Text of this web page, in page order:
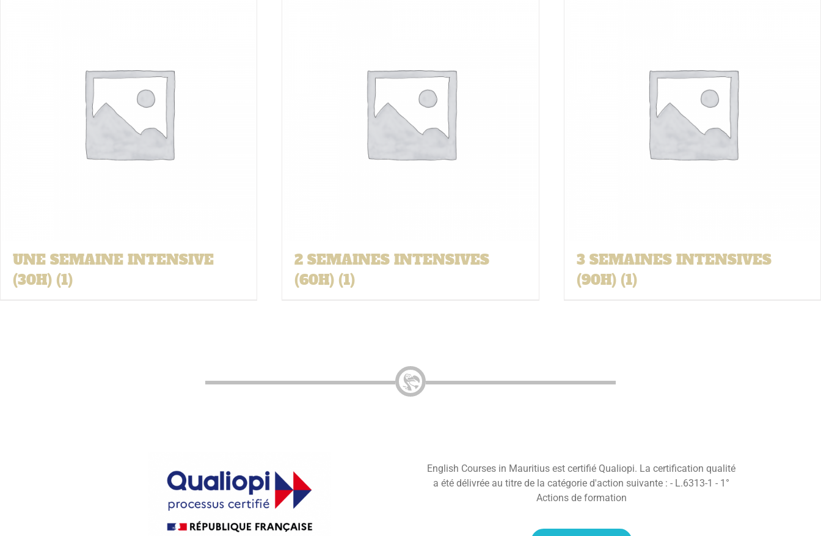
UNE SEMAINE INTENSIVE
(30H) (1)
2 SEMAINES INTENSIVES
(60H) (1)
3 SEMAINES INTENSIVES
(90H) (1)
English Courses in Mauritius est certifié Qualiopi. La certification qualité
a été délivrée au titre de la catégorie d'action suivante : - L.6313-1 - 1°
Actions de formation